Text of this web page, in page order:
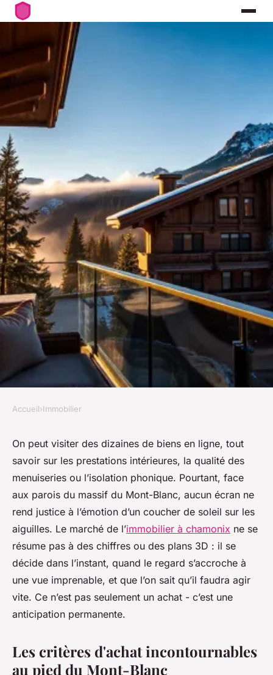
Chalets et appartements
prestigieux à Chamonix :
guides d'achat
Dulce •27/05/2026 20:58• 9 min de lecture
Accueil›Immobilier
On peut visiter des dizaines de biens en ligne, tout
savoir sur les prestations intérieures, la qualité des
menuiseries ou l’isolation phonique. Pourtant, face
aux parois du massif du Mont-Blanc, aucun écran ne
rend justice à l’émotion d’un coucher de soleil sur les
aiguilles. Le marché de l’immobilier à chamonix ne se
résume pas à des chiffres ou des plans 3D : il se
décide dans l’instant, quand le regard s’accroche à
une vue imprenable, et que l’on sait qu’il faudra agir
vite. Ce n’est pas seulement un achat - c’est une
anticipation permanente.
Les critères d'achat incontournables
au pied du Mont-Blanc